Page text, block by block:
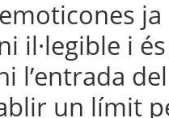
il·legible i
l’entrada
un límit